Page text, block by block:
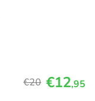
€20 €12,95